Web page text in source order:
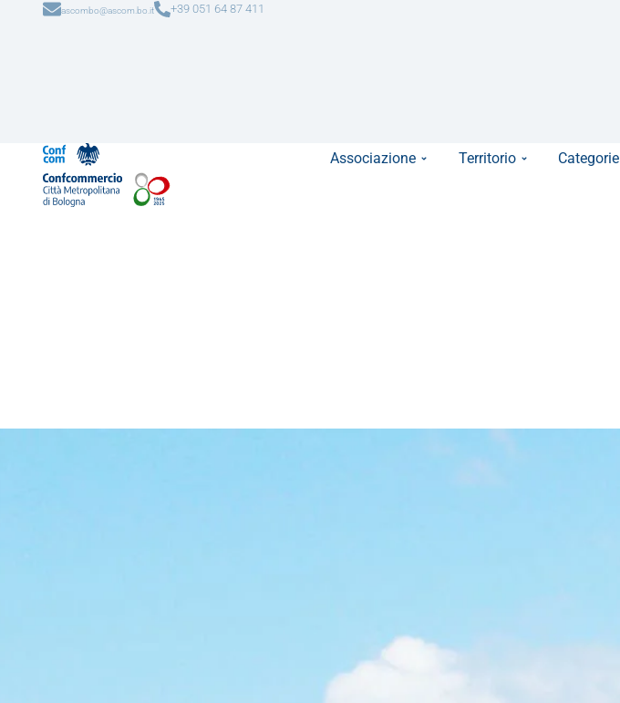
ascombo@ascom.bo.it +39 051 64 87 411
Associazione Territorio Categorie